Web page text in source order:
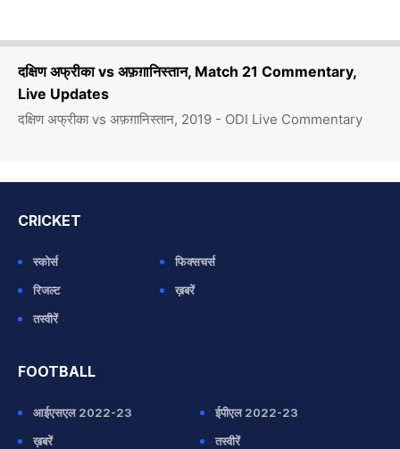
दक्षिण अफ्रीका vs अफ़ग़ानिस्तान, Match 21 Commentary,
Live Updates
दक्षिण अफ्रीका vs अफ़ग़ानिस्तान, 2019 - ODI Live Commentary
CRICKET
स्कोर्स
फिक्सचर्स
रिजल्ट
ख़बरें
तस्वीरें
FOOTBALL
आईएसएल 2022-23
ईपीएल 2022-23
ख़बरें
तस्वीरें